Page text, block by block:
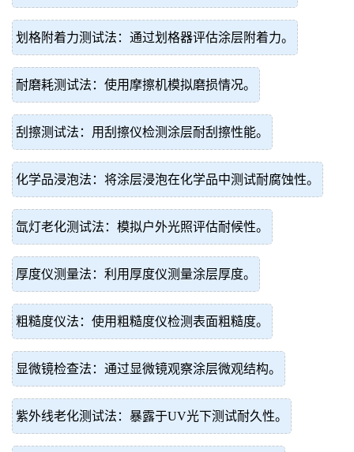
划格附着力测试法：通过划格器评估涂层附着力。
耐磨耗测试法：使用摩擦机模拟磨损情况。
刮擦测试法：用刮擦仪检测涂层耐刮擦性能。
化学品浸泡法：将涂层浸泡在化学品中测试耐腐蚀性。
氙灯老化测试法：模拟户外光照评估耐候性。
厚度仪测量法：利用厚度仪测量涂层厚度。
粗糙度仪法：使用粗糙度仪检测表面粗糙度。
显微镜检查法：通过显微镜观察涂层微观结构。
紫外线老化测试法：暴露于UV光下测试耐久性。